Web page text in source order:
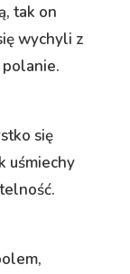
tak on
wychyli z
się
uśmiechy